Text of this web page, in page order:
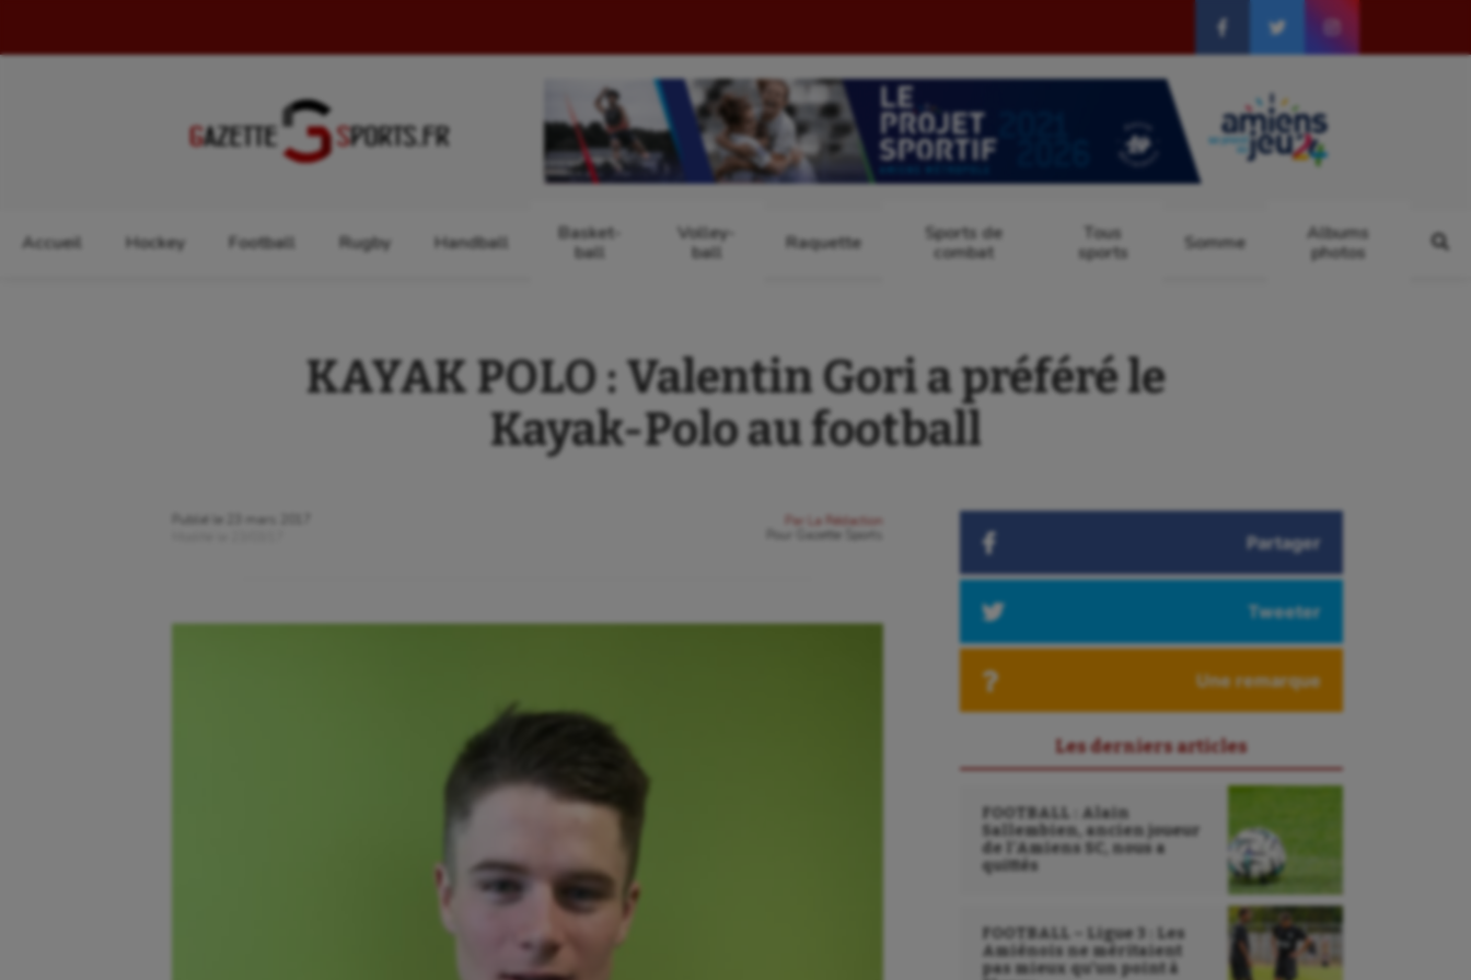
Accueil Hockey Football Rugby Handball
Basket-
ball
Volley-
ball
Raquette
Sports de
combat
Tous
sports
Somme
Albums
photos
KAYAK POLO : Valentin Gori a préféré le
Kayak-Polo au football
Publié le
23 mars 2017
Par
La Rédaction
Gazette Sports Partager
Tweeter
Une remarque
Les derniers articles
FOOTBALL : Alain
Sallembien, ancien joueur
de l’Amiens SC, nous a
quittés
FOOTBALL – Ligue 3 : Les
Amiénois ne méritaient
pas mieux qu’un point à